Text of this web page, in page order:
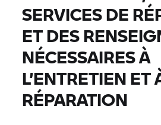
SERVICES DE
ET DES
NÉCESSAIRES À
L’ENTRETIEN ET
RÉPARATION